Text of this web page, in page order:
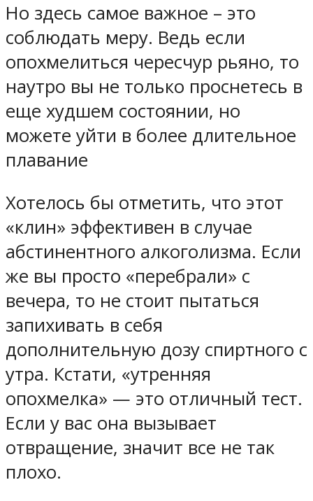
Но здесь самое важное – это
соблюдать меру. Ведь если
опохмелиться чересчур рьяно, то
наутро вы не только проснетесь в
еще худшем состоянии, но
можете уйти в более длительное
плавание
Хотелось бы отметить, что этот
«клин» эффективен в случае
абстинентного алкоголизма. Если
же вы просто «перебрали» с
вечера, то не стоит пытаться
запихивать в себя
дополнительную дозу спиртного с
утра. Кстати, «утренняя
опохмелка» — это отличный тест.
Если у вас она вызывает
отвращение, значит все не так
плохо.